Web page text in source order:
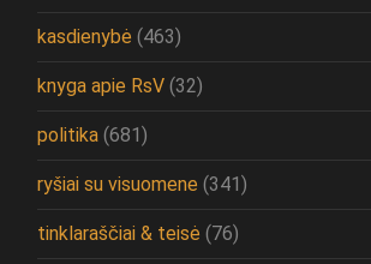
kasdienybė (463)
knyga apie RsV (32)
politika (681)
ryšiai su visuomene (341)
tinklaraščiai & teisė (76)